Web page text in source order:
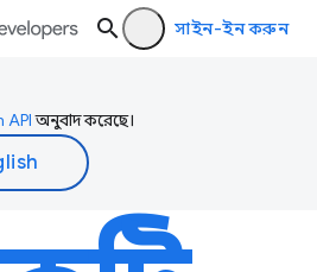
সাইন-ইন করুন
APIঅনুবাদ করেছে।